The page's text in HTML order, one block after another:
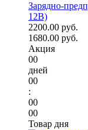
Зарядно-
12В)
2200.00 руб.
1680.00 руб.
Акция
00
дней
00
:
00
00
Товар дня